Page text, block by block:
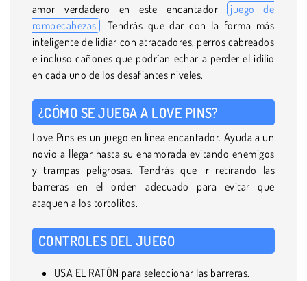
amor verdadero en este encantador juego de
rompecabezas . Tendrás que dar con la forma más
inteligente de lidiar con atracadores, perros cabreados
e incluso cañones que podrían echar a perder el idilio
en cada uno de los desafiantes niveles.
¿CÓMO SE JUEGA A LOVE PINS?
Love Pins es un juego en línea encantador. Ayuda a un
novio a llegar hasta su enamorada evitando enemigos
y trampas peligrosas. Tendrás que ir retirando las
barreras en el orden adecuado para evitar que
ataquen a los tortolitos.
CONTROLES DEL JUEGO
USA EL RATÓN para seleccionar las barreras.